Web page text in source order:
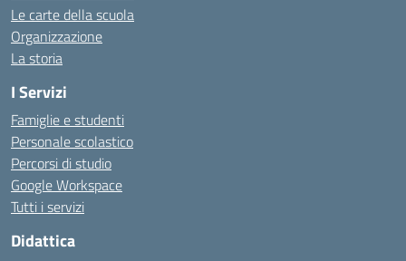
Le carte della scuola
Organizzazione
La storia
I Servizi
Famiglie e studenti
Personale scolastico
Percorsi di studio
Google Workspace
Tutti i servizi
Didattica